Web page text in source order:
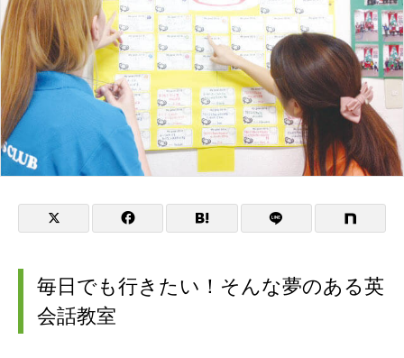
毎日でも行きたい！そんな夢のある英
会話教室